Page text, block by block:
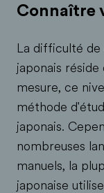
Connaître
La difficulté
japonais
mesure, ce
méthode
japonais.
nombreuses
manuels, la
japonaise